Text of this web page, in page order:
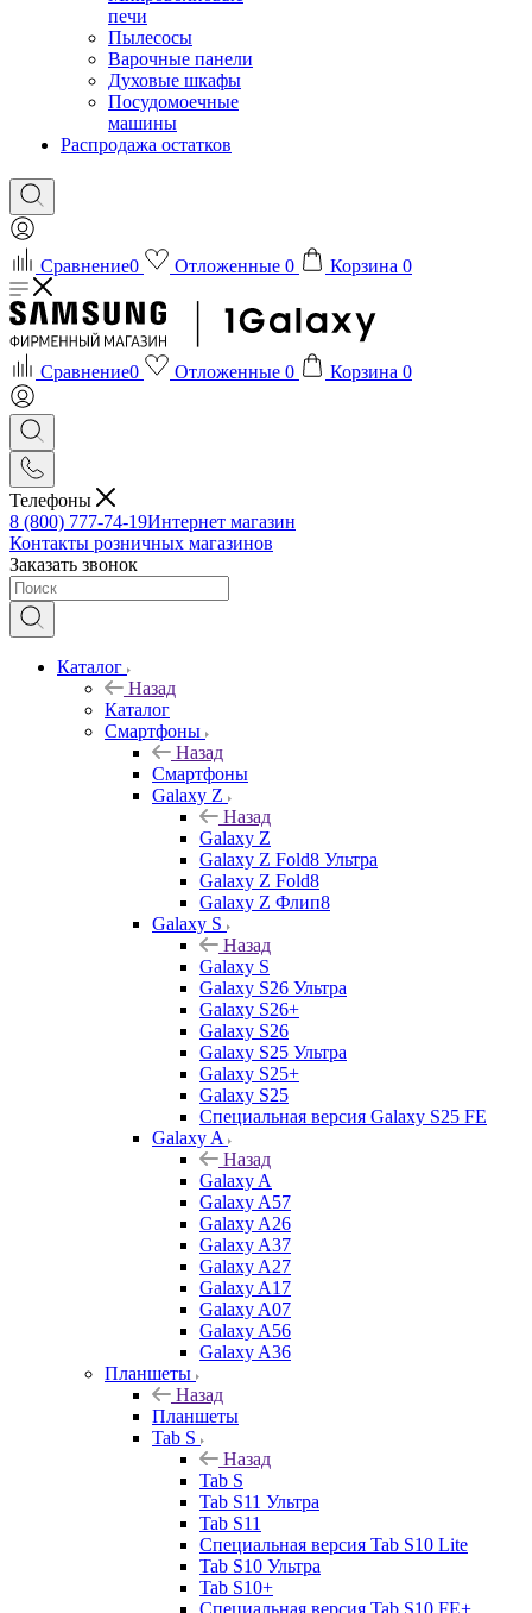
печи
Пылесосы
Варочные панели
Духовые шкафы
Посудомоечные
машины
Распродажа остатков
Сравнение0 Отложенные 0 Корзина 0
Сравнение0 Отложенные 0 Корзина 0
Телефоны
8 (800) 777-74-19Интернет магазин
Контакты розничных магазинов
Заказать звонок
Каталог
Назад
Каталог
Смартфоны
Назад
Смартфоны
Galaxy Z
Назад
Galaxy Z
Galaxy Z Fold8 Ультра
Galaxy Z Fold8
Galaxy Z Флип8
Galaxy S
Назад
Galaxy S
Galaxy S26 Ультра
Galaxy S26+
Galaxy S26
Galaxy S25 Ультра
Galaxy S25+
Galaxy S25
Специальная версия Galaxy S25 FE
Galaxy A
Назад
Galaxy A
Galaxy A57
Galaxy A26
Galaxy A37
Galaxy A27
Galaxy A17
Galaxy A07
Galaxy A56
Galaxy A36
Планшеты
Назад
Планшеты
Tab S
Назад
Tab S
Tab S11 Ультра
Tab S11
Специальная версия Tab S10 Lite
Tab S10 Ультра
Tab S10+
Специальная версия Tab S10 FE+